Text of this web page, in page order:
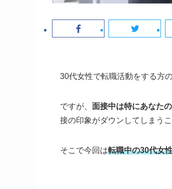
30代女性で転職活動をする方
ですが、 面接中は特にあなた
接の印象がダウンしてしまう
そこで今回は転職中の30代女